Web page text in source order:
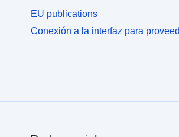
EU publications
Conexión a la interfaz para